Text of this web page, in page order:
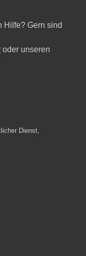
Hilfe? Gern sind
oder unseren
Dienst,